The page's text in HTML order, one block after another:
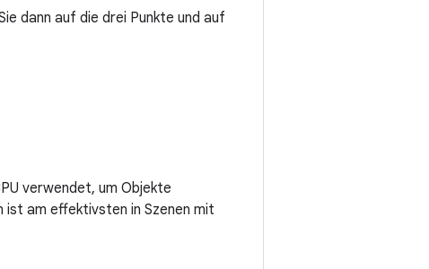
dann auf die drei Punkte und auf
verwendet, um Objekte
ist am effektivsten in Szenen mit